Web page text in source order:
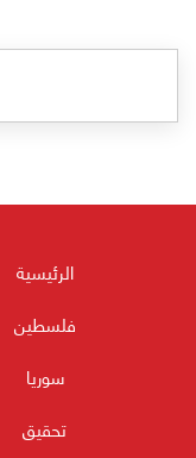
الرئيسية
فلسطين
سوريا
تحقيق